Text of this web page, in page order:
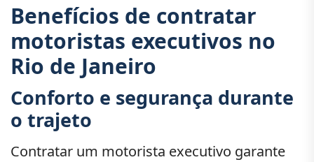
Benefícios de contratar
motoristas executivos no
Rio de Janeiro
Conforto e segurança durante
o trajeto
Contratar um motorista executivo garante